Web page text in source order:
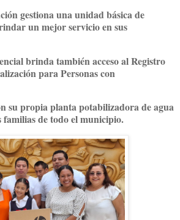
gestiona una unidad básica de
un mejor servicio en sus
brinda también acceso al Registro
para Personas con
su propia planta potabilizadora de agua
de todo el municipio.